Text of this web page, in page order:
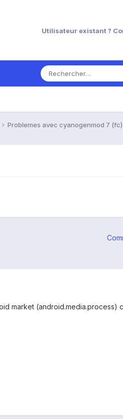
Utilisateur existant ?
Problemes avec cyanogenmod 7 (fc)
market (android.media.process)